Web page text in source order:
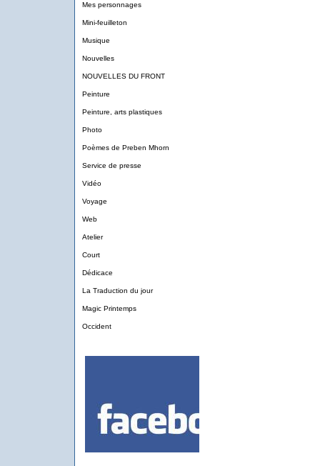
Mes personnages
Mini-feuilleton
Musique
Nouvelles
NOUVELLES DU FRONT
Peinture
Peinture, arts plastiques
Photo
Poèmes de Preben Mhorn
Service de presse
Vidéo
Voyage
Web
Atelier
Court
Dédicace
La Traduction du jour
Magic Printemps
Occident